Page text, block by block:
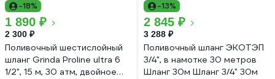
-18%
1 890 ₽
2 300 ₽
Поливочный шестислойный
шланг Grinda Proline ultra 6
1/2", 15 м, 30 атм, двойное
-13%
2 845 ₽
3 288 ₽
Поливочный шланг ЭКОТЭП
3/4", в намотке 30 метров
Шланг 30м Шланг 3/4" 30м